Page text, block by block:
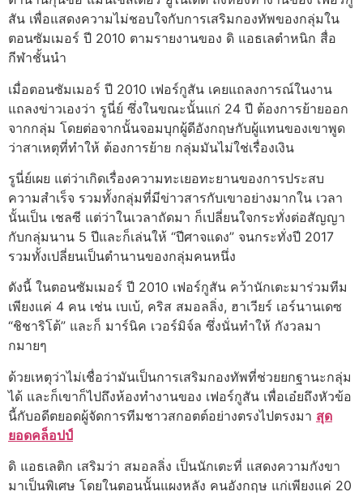
สัน เพื่อแสดงความไม่ชอบใจกับการเสริมกองทัพของกลุ่มใน
ตอนซัมเมอร์ ปี 2010 ตามรายงานของ ดิ แอธเลตำหนิก สื่อ
กีฬาชั้นนำ
เมื่อตอนซัมเมอร์ ปี 2010 เฟอร์กูสัน เคยแถลงการณ์ในงาน
แถลงข่าวเองว่า รูนี่ย์ ซึ่งในขณะนั้นแก่ 24 ปี ต้องการย้ายออก
จากกลุ่ม โดยต่อจากนั้นจอมบุกผู้ดีอังกฤษกับผู้แทนของเขาพูด
ว่าสาเหตุที่ทำให้ ต้องการย้าย กลุ่มมันไม่ใช่เรื่องเงิน
รูนี่ย์เผย แต่ว่าเกิดเรื่องความทะเยอทะยานของการประสบ
ความสำเร็จ รวมทั้งกลุ่มที่มีข่าวสารกับเขาอย่างมากใน เวลา
นั้นเป็น เชลซี แต่ว่าในเวลาถัดมา ก็เปลี่ยนใจกระทั่งต่อสัญญา
กับกลุ่มนาน 5 ปีและก็เล่นให้ “ปีศาจแดง” จนกระทั่งปี 2017
รวมทั้งเปลี่ยนเป็นตำนานของกลุ่มคนหนึ่ง
ดังนี้ ในตอนซัมเมอร์ ปี 2010 เฟอร์กูสัน คว้านักเตะมาร่วมทีม
เพียงแค่ 4 คน เช่น เบเบ้, คริส สมอลลิ่ง, ฮาเวียร์ เอร์นานเดซ
“ชิชาริโต้” และก็ มาร์นิค เวอร์มิจ์ล ซึ่งนั่นทำให้ กังวลมา
กมายๆ
ด้วยเหตุว่าไม่เชื่อว่ามันเป็นการเสริมกองทัพที่ช่วยยกฐานะกลุ่ม
ได้ และก็เขาก็ไปถึงห้องทำงานของ เฟอร์กูสัน เพื่อเอ๋ยถึงหัวข้อ
นี้กับอดีตยอดผู้จัดการทีมชาวสกอตต์อย่างตรงไปตรงมา สุด
ยอดคล็อปป์
ดิ แอธเลติก เสริมว่า สมอลลิ่ง เป็นนักเตะที่ แสดงความกังขา
มาเป็นพิเศษ โดยในตอนนั้นแผงหลัง คนอังกฤษ แก่เพียงแค่ 20